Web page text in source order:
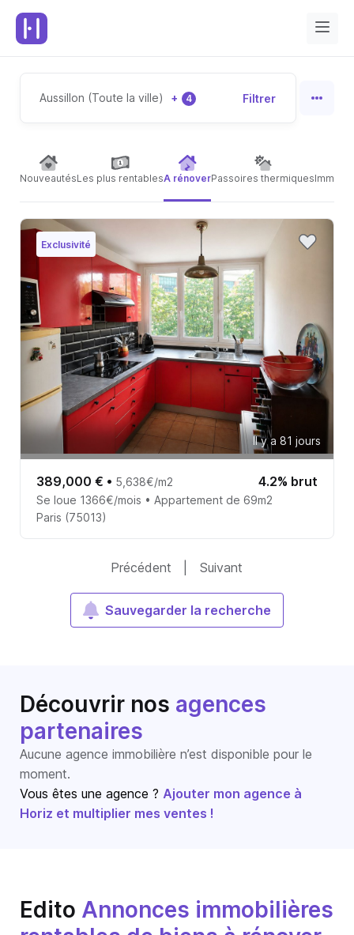
Aussillon (Toute la ville) + 4 Filtrer
NouveautésLes plus rentablesA rénoverPassoires thermiques
Exclusivité
Il y a 81 jours
389,000 € • 5,638€/m2 4.2% brut
Se loue 1366€/mois • Appartement de 69m2
Paris (75013)
Précédent Suivant
Sauvegarder la recherche
Découvrir nos agences
partenaires
Aucune agence immobilière n’est disponible pour le
moment.
Vous êtes une agence ? Ajouter mon agence à
Horiz et multiplier mes ventes !
Edito Annonces immobilières